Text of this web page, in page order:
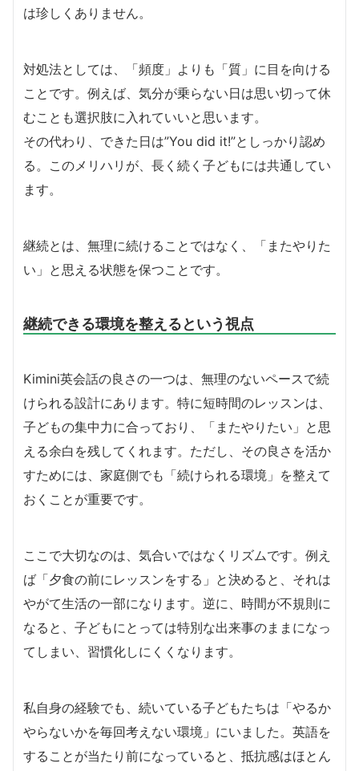
は珍しくありません。
対処法としては、「頻度」よりも「質」に目を向ける
ことです。例えば、気分が乗らない日は思い切って休
むことも選択肢に入れていいと思います。
その代わり、できた日は”You did it!”としっかり認め
る。このメリハリが、長く続く子どもには共通してい
ます。
継続とは、無理に続けることではなく、「またやりた
い」と思える状態を保つことです。
継続できる環境を整えるという視点
Kimini英会話の良さの一つは、無理のないペースで続
けられる設計にあります。特に短時間のレッスンは、
子どもの集中力に合っており、「またやりたい」と思
える余白を残してくれます。ただし、その良さを活か
すためには、家庭側でも「続けられる環境」を整えて
おくことが重要です。
ここで大切なのは、気合いではなくリズムです。例え
ば「夕食の前にレッスンをする」と決めると、それは
やがて生活の一部になります。逆に、時間が不規則に
なると、子どもにとっては特別な出来事のままになっ
てしまい、習慣化しにくくなります。
私自身の経験でも、続いている子どもたちは「やるか
やらないかを毎回考えない環境」にいました。英語を
することが当たり前になっていると、抵抗感はほとん